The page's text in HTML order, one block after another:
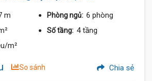
m Phòng ngủ: 6 phòng
Số tầng: 4 tầng
m²
So sánh Chia sẻ